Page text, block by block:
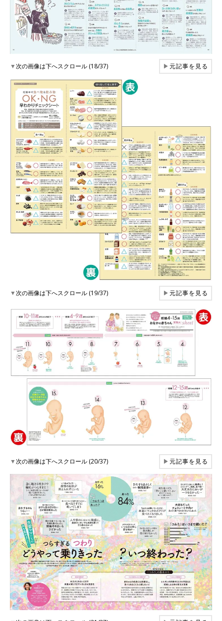
▼次の画像は下へスクロール (18/37) ▶元記事を見る
▼次の画像は下へスクロール (19/37) ▶元記事を見る
▼次の画像は下へスクロール (20/37) ▶元記事を見る